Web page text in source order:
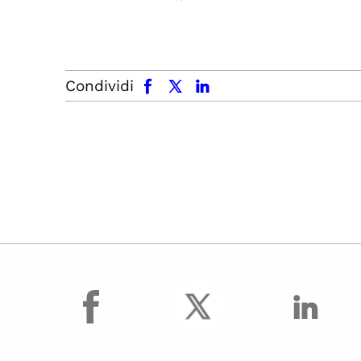
Condividi
facebook x.com linkedin
facebook